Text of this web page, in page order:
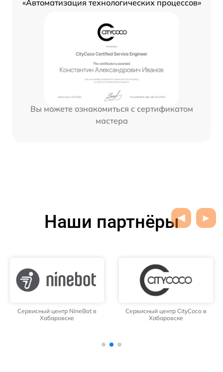
«Автоматизация технологических процессов»
Вы можете ознакомиться с сертификатом
мастера
Наши партнёры
Сервисный центр NineBot в
Хабаровске
Сервисный центр CityCoco в
Хабаровске